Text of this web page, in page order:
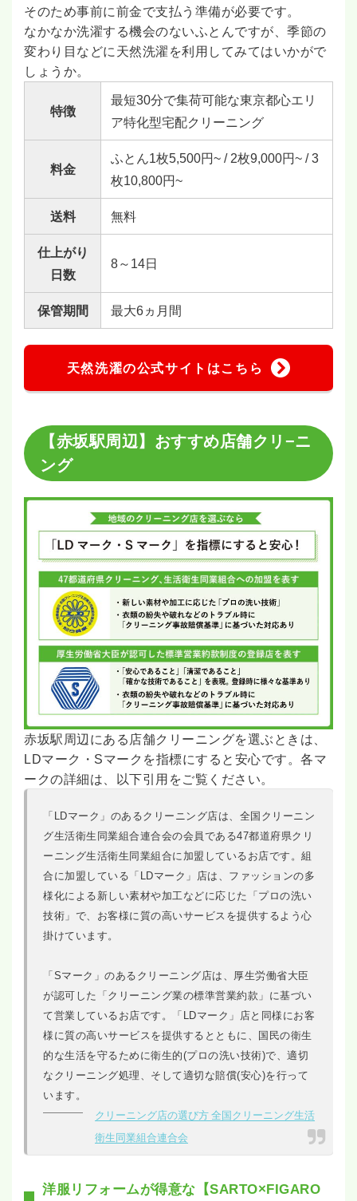
そのため事前に前金で支払う準備が必要です。
なかなか洗濯する機会のないふとんですが、季節の
変わり目などに天然洗濯を利用してみてはいかがで
しょうか。
特徴
最短30分で集荷可能な東京都心エリ
ア特化型宅配クリーニング
料金
ふとん1枚5,500円~ / 2枚9,000円~ / 3
枚10,800円~
送料 無料
仕上がり
日数
8～14日
保管期間 最大6ヵ月間
天然洗濯の公式サイトはこちら
【赤坂駅周辺】おすすめ店舗クリ−ニ
ング
赤坂駅周辺にある店舗クリーニングを選ぶときは、
LDマーク・Sマークを指標にすると安心です。各マ
ークの詳細は、以下引用をご覧ください。
「LDマーク」のあるクリーニング店は、全国クリーニン
グ生活衛生同業組合連合会の会員である47都道府県クリ
ーニング生活衛生同業組合に加盟しているお店です。組
合に加盟している「LDマーク」店は、ファッションの多
様化による新しい素材や加工などに応じた「プロの洗い
技術」で、お客様に質の高いサービスを提供するよう心
掛けています。
「Sマーク」のあるクリーニング店は、厚生労働省大臣
が認可した「クリーニング業の標準営業約款」に基づい
て営業しているお店です。「LDマーク」店と同様にお客
様に質の高いサービスを提供するとともに、国民の衛生
的な生活を守るために衛生的(プロの洗い技術)で、適切
なクリーニング処理、そして適切な賠償(安心)を行って
います。
クリーニング店の選び方 全国クリーニング生活
衛生同業組合連合会
洋服リフォームが得意な【SARTO×FIGARO